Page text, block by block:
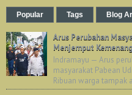
Popular Tags Blog
Arus Perubahan
Menjemput
Indramayu — Arus
masyarakat Pabean
Ribuan warga tampak